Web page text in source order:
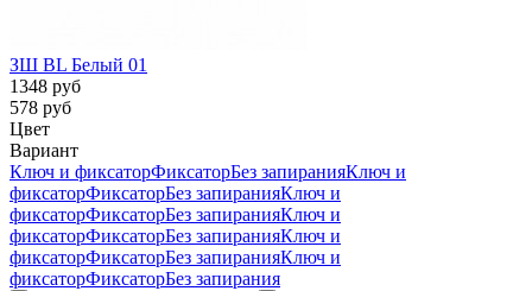
ЗШ BL Белый 01
1348 руб
578 руб
Цвет
Вариант
Ключ и фиксаторФиксаторБез запиранияКлюч и
фиксаторФиксаторБез запиранияКлюч и
фиксаторФиксаторБез запиранияКлюч и
фиксаторФиксаторБез запиранияКлюч и
фиксаторФиксаторБез запиранияКлюч и
фиксаторФиксаторБез запирания